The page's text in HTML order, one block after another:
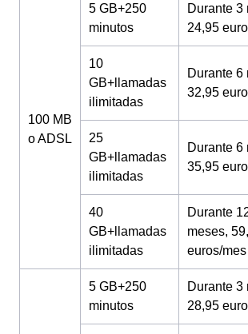
100 MB
o ADSL
5 GB+250
minutos
Durante 3
24,95
10
GB+llamadas
ilimitadas
Durante 6
32,95
25
GB+llamadas
ilimitadas
Durante 6
35,95
40
GB+llamadas
ilimitadas
Durante
meses,
euros/mes
5 GB+250
minutos
Durante 3
28,95